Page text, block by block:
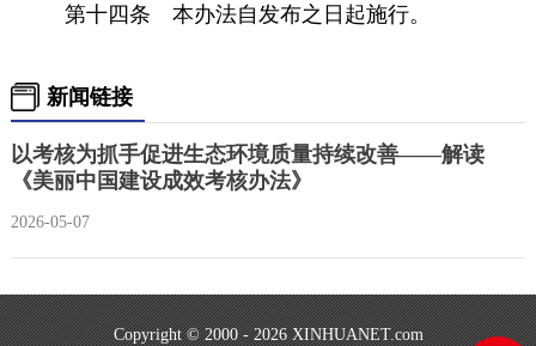
第十四条 本办法自发布之日起施行。
新闻链接
以考核为抓手促进生态环境质量持续改善——解读
《美丽中国建设成效考核办法》
2026-05-07
Copyright © 2000 - 2026 XINHUANET.com